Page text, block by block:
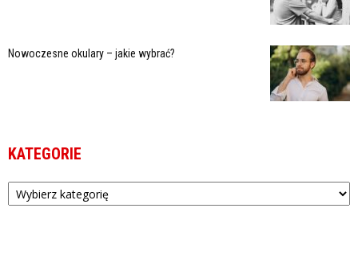
Nowoczesne okulary – jakie wybrać?
KATEGORIE
Kategorie